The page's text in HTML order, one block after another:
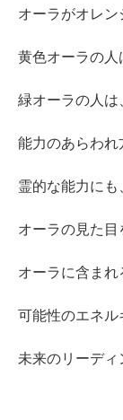
オーラがオレ
黄色オーラの人
緑オーラの人は
能力のあらわれ
霊的な能力にも
オーラの見た目
オーラに含まれ
可能性のエネル
未来のリーデ